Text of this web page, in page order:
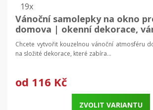
19x
Vánoční samolepky na okno
domova | okenní dekorace,
výzdoba
Chcete vytvořit kouzelnou vánoční atmosféru
na složité dekorace, které zabíra...
od 116 Kč
ZVOLIT VARIANTU